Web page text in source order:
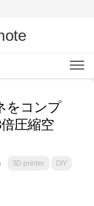
をコンプ
圧縮空
3D printer
DIY